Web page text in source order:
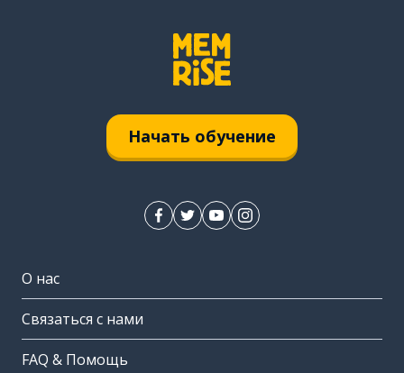
Начать обучение
О нас
Связаться с нами
FAQ & Помощь